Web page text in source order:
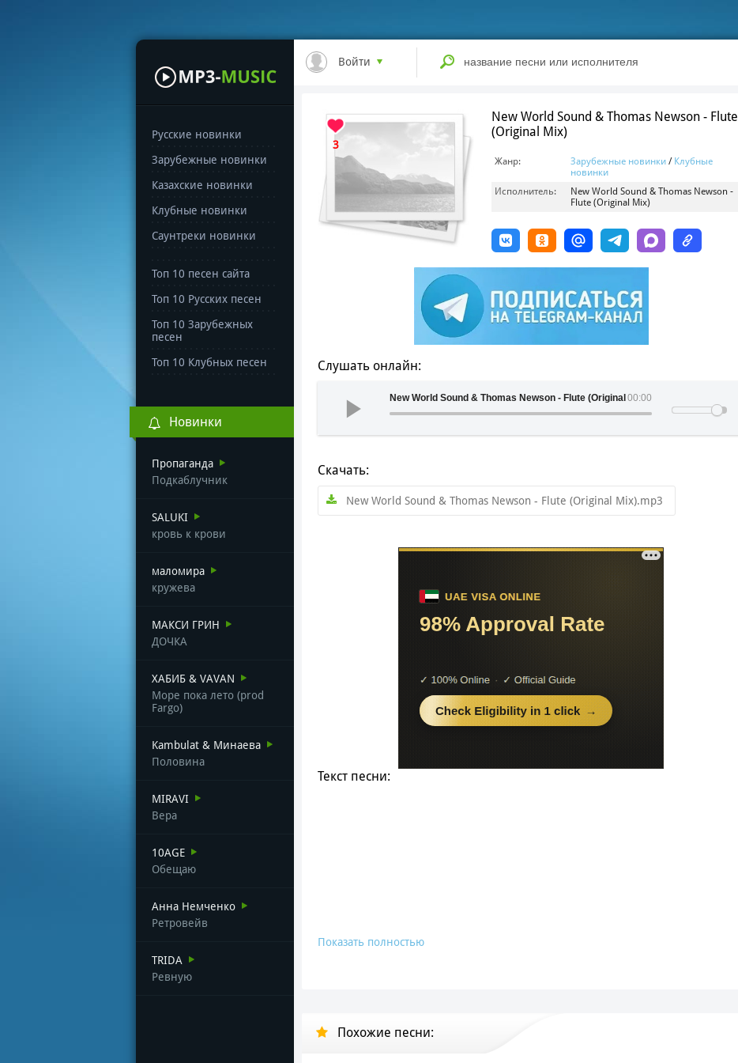
Русские новинки
Зарубежные новинки
Казахские новинки
Клубные новинки
Саунтреки новинки
Топ 10 песен сайта
Топ 10 Русских песен
Топ 10 Зарубежных
песен
Топ 10 Клубных песен
Новинки
Пропаганда
Подкаблучник
SALUKI
кровь к крови
маломира
кружева
МАКСИ ГРИН
ДОЧКА
ХАБИБ & VAVAN
Море пока лето (prod
Fargo)
Kambulat & Минаева
Половина
MIRAVI
Вера
10AGE
Обещаю
Анна Немченко
Ретровейв
TRIDA
Ревную
Войти
3
New World Sound & Thomas Newson - Flute
(Original Mix)
Жанр: Зарубежные новинки / Клубные
новинки
Исполнитель:
New World Sound & Thomas Newson -
Flute (Original Mix)
Слушать онлайн:
00:00
New World Sound & Thomas Newson - Flute (Original Mix)
Скачать:
New World Sound & Thomas Newson - Flute (Original Mix).mp3
Текст песни:
Показать полностью
Похожие песни: